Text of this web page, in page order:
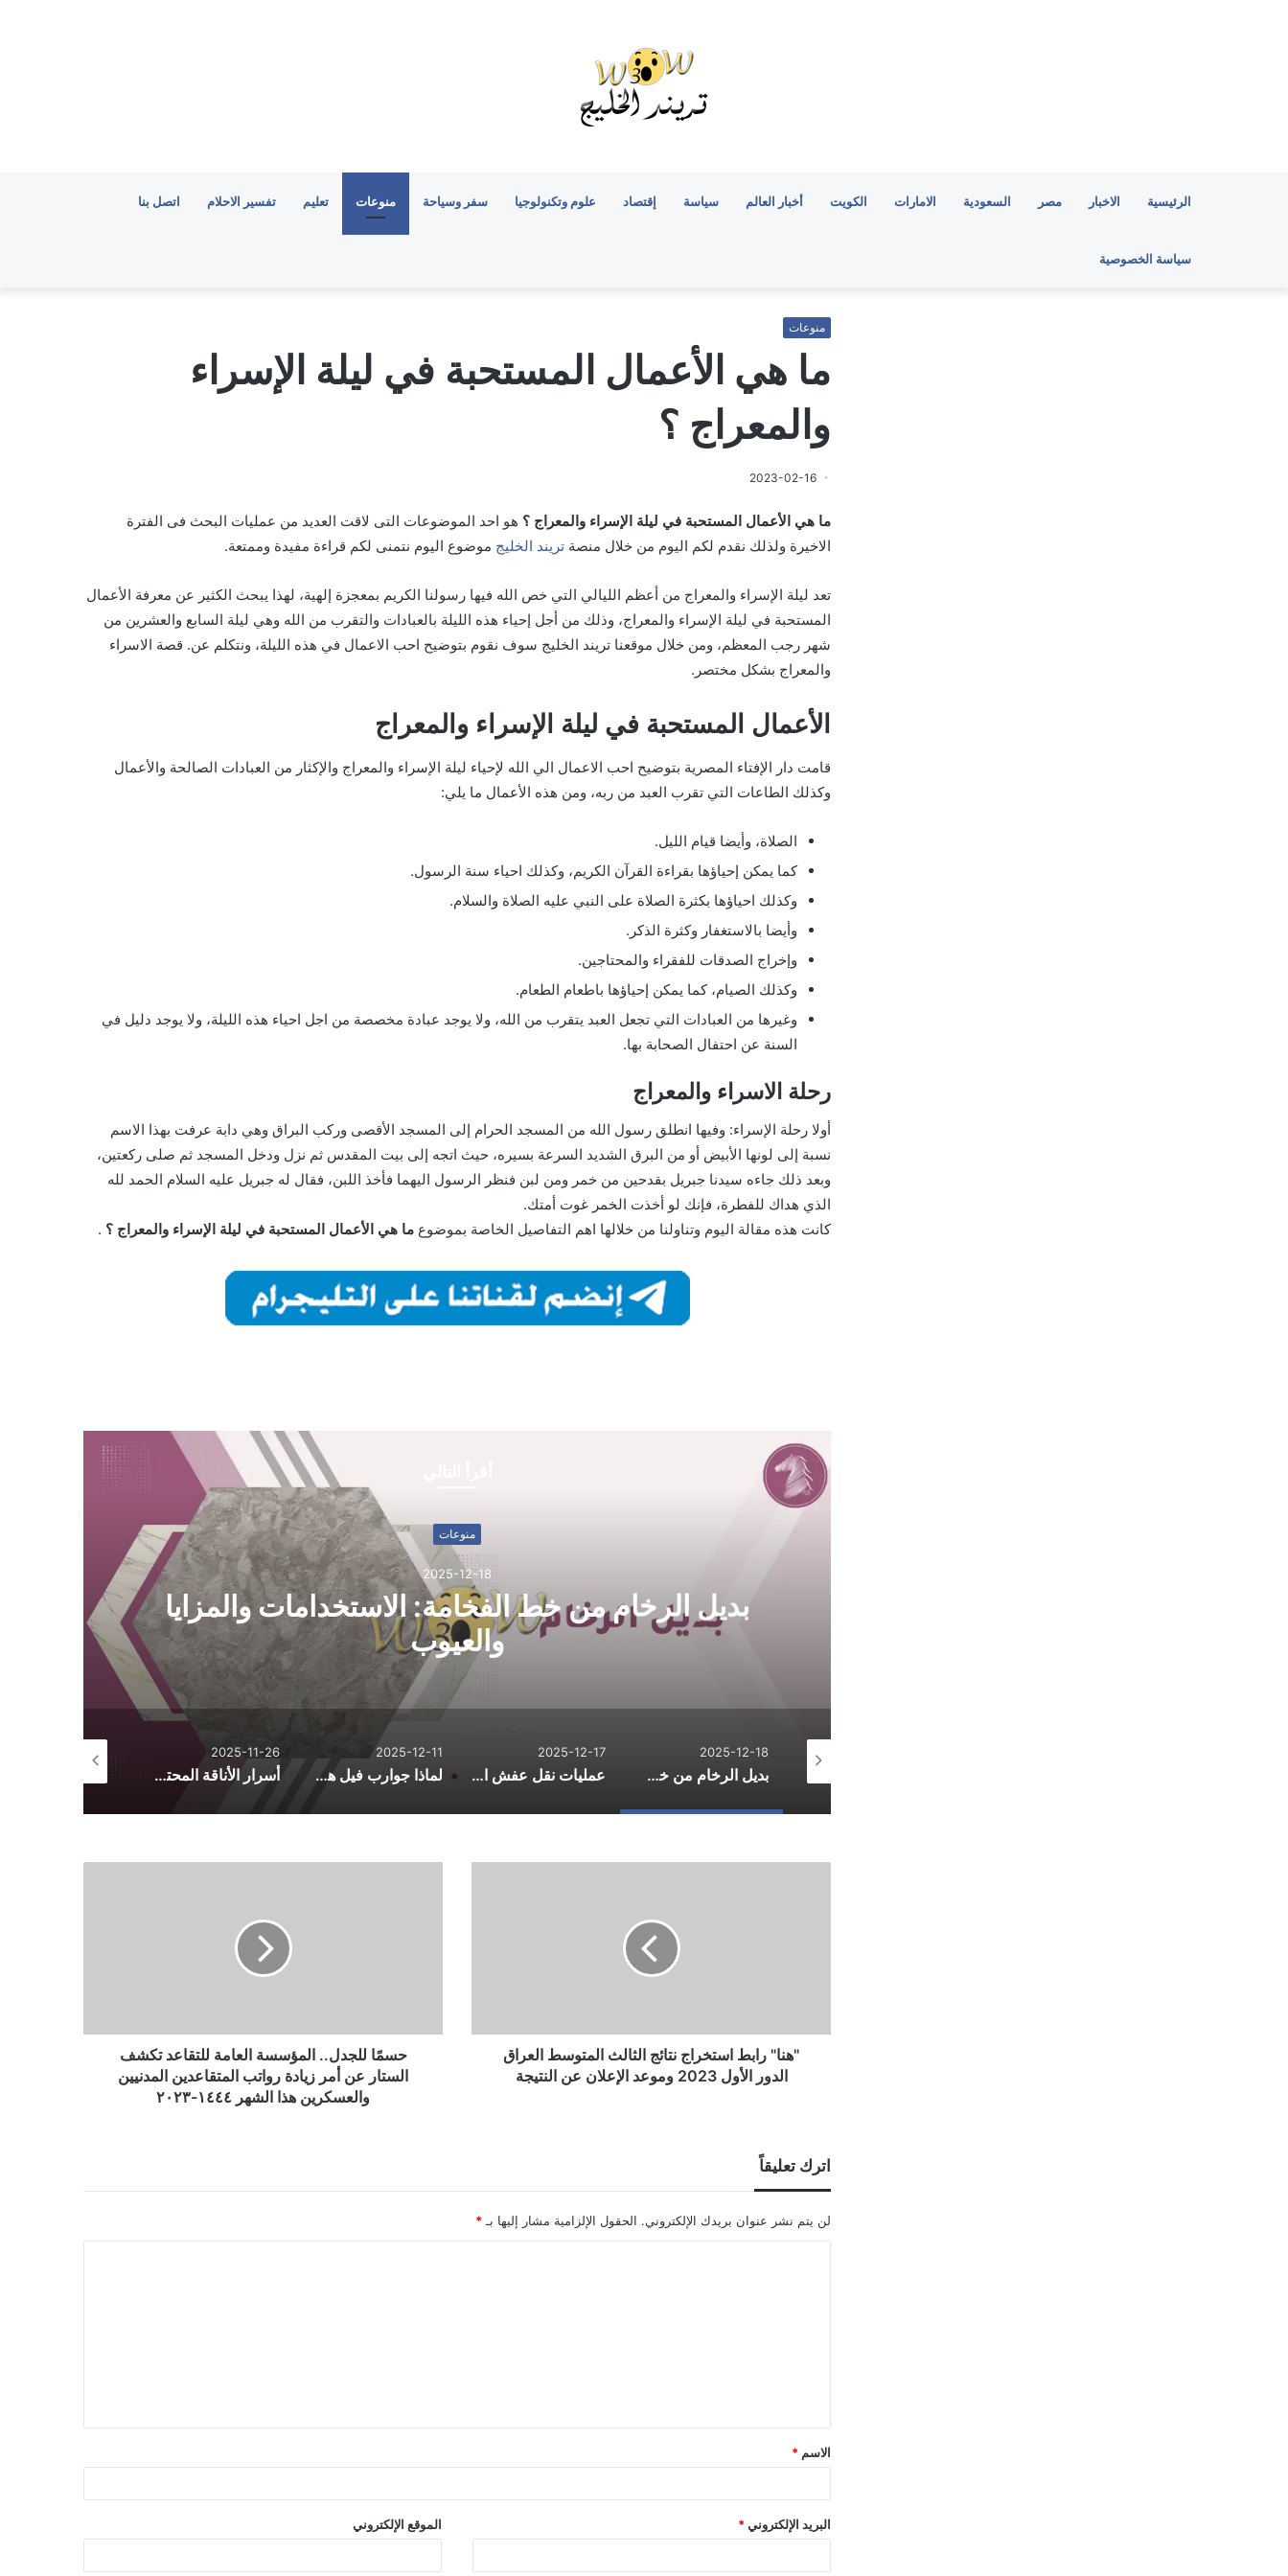
الرئيسية الاخبار مصر السعودية الامارات الكويت أخبار العالم سياسة إقتصاد علوم وتكنولوجيا سفر وسياحة منوعات تعليم تفسير الاحلام اتصل بنا
سياسة الخصوصية
منوعات
ما هي الأعمال المستحبة في ليلة الإسراء
والمعراج ؟
2023-02-16
ما هي الأعمال المستحبة في ليلة الإسراء والمعراج ؟ هو احد الموضوعات التى لاقت العديد من عمليات البحث فى الفترة
الاخيرة ولذلك نقدم لكم اليوم من خلال منصة تريند الخليج موضوع اليوم نتمنى لكم قراءة مفيدة وممتعة.
تعد ليلة الإسراء والمعراج من أعظم الليالي التي خص الله فيها رسولنا الكريم بمعجزة إلهية، لهذا يبحث الكثير عن معرفة الأعمال
المستحبة في ليلة الإسراء والمعراج، وذلك من أجل إحياء هذه الليلة بالعبادات والتقرب من الله وهي ليلة السابع والعشرين من
شهر رجب المعظم، ومن خلال موقعنا تريند الخليج سوف نقوم بتوضيح احب الاعمال في هذه الليلة، ونتكلم عن. قصة الاسراء
والمعراج بشكل مختصر.
الأعمال المستحبة في ليلة الإسراء والمعراج
قامت دار الإفتاء المصرية بتوضيح احب الاعمال الي الله لإحياء ليلة الإسراء والمعراج والإكثار من العبادات الصالحة والأعمال
وكذلك الطاعات التي تقرب العبد من ربه، ومن هذه الأعمال ما يلي:
الصلاة، وأيضا قيام الليل.
كما يمكن إحياؤها بقراءة القرآن الكريم، وكذلك احياء سنة الرسول.
وكذلك احياؤها بكثرة الصلاة على النبي عليه الصلاة والسلام.
وأيضا بالاستغفار وكثرة الذكر.
وإخراج الصدقات للفقراء والمحتاجين.
وكذلك الصيام، كما يمكن إحياؤها باطعام الطعام.
وغيرها من العبادات التي تجعل العبد يتقرب من الله، ولا يوجد عبادة مخصصة من اجل احياء هذه الليلة، ولا يوجد دليل في
السنة عن احتفال الصحابة بها.
رحلة الاسراء والمعراج
أولا رحلة الإسراء: وفيها انطلق رسول الله من المسجد الحرام إلى المسجد الأقصى وركب البراق وهي دابة عرفت بهذا الاسم
نسبة إلى لونها الأبيض أو من البرق الشديد السرعة بسيره، حيث اتجه إلى بيت المقدس ثم نزل ودخل المسجد ثم صلى ركعتين،
وبعد ذلك جاءه سيدنا جبريل بقدحين من خمر ومن لبن فنظر الرسول اليهما فأخذ اللبن، فقال له جبريل عليه السلام الحمد لله
الذي هداك للفطرة، فإنك لو أخذت الخمر غوت أمتك.
كانت هذه مقالة اليوم وتناولنا من خلالها اهم التفاصيل الخاصة بموضوع ما هي الأعمال المستحبة في ليلة الإسراء والمعراج ؟ .
منوعات
2025-12-18
بديل الرخام من خط الفخامة: الاستخدامات والمزايا
والعيوب
2025-12-18
بديل الرخام من خط الفخامة: الاستخدامات والمزايا والعيوب
2025-12-17
عمليات نقل عفش احترافية لتسهيل يوم التنقل
2025-12-11
لماذا جوارب فيل هي الأكثر راحة؟ أسرار الجودة والتصنيع
2025-11-26
أسرار الأناقة المحتشمة: دليل تنسيق الأزياء اليومية من فساتين وأطقم وعبايات
2025-10-26
"هنا" رابط استخراج نتائج الثالث المتوسط العراق
الدور الأول 2023 وموعد الإعلان عن النتيجة
حسمًا للجدل.. المؤسسة العامة للتقاعد تكشف
الستار عن أمر زيادة رواتب المتقاعدين المدنيين
والعسكرين هذا الشهر ١٤٤٤-٢٠٢٣
اترك تعليقاً
لن يتم نشر عنوان بريدك الإلكتروني. الحقول الإلزامية مشار إليها بـ *
ق
*
الاسم *
البريد الإلكتروني * الموقع الإلكتروني